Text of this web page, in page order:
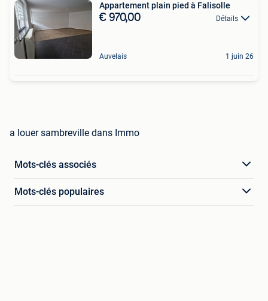
Appartement plain pied à Falisolle
€ 970,00 Détails
Auvelais 1 juin 26
a louer sambreville dans Immo
Mots-clés associés
Mots-clés populaires